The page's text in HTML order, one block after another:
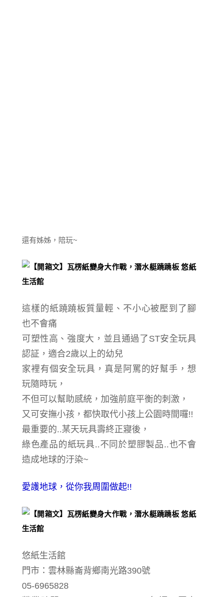
還有姊姊，陪玩~
這樣的紙蹺蹺板質量輕、不小心被壓到了腳
也不會痛
可塑性高、強度大，並且通過了ST安全玩具
認証，適合2歲以上的幼兒
家裡有個安全玩具，真是阿罵的好幫手，想
玩隨時玩，
不但可以幫助感統，加強前庭平衡的刺激，
又可安撫小孩，都快取代小孩上公園時間囉!!
最重要的..某天玩具壽終正寢後，
綠色產品的紙玩具..不同於塑膠製品..也不會
造成地球的汙染~
愛護地球，從你我周圍做起!!
悠紙生活館
門市：雲林縣崙背鄉南光路390號
05-6965828